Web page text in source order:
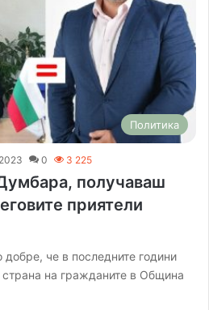
Политика
0 3 225
получаваш
приятели
че в последните години
на гражданите в Община